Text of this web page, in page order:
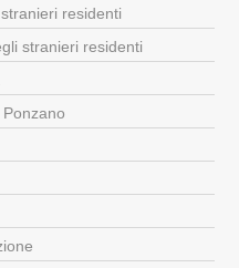
residenti
stranieri residenti